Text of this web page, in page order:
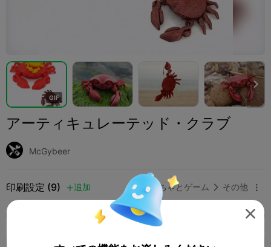
GIF

アーティキュレーテッド・クラブ
McGybeer
印刷設定 (9) 追加 おもちゃとゲーム  その他 
K2 Plus K2 Pro 